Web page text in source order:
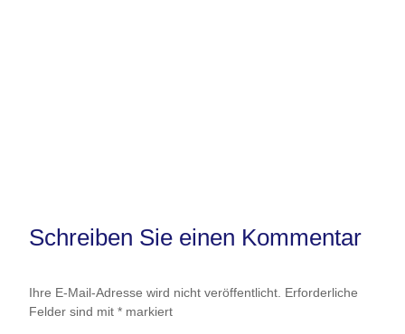
Schreiben Sie einen Kommentar
Ihre E-Mail-Adresse wird nicht veröffentlicht. Erforderliche
Felder sind mit *markiert